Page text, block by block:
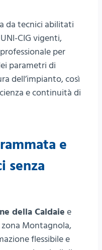
da tecnici abilitati
UNI-CIG vigenti,
per
parametri di
dell’impianto, così
e continuità di
e
senza
della Caldaie e
Montagnola,
flessibile e